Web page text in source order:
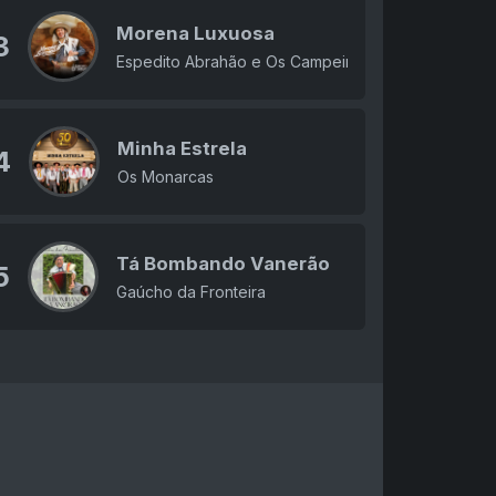
Morena Luxuosa
Espedito Abrahão e Os Campeiros
Minha Estrela
Os Monarcas
Tá Bombando Vanerão
Gaúcho da Fronteira